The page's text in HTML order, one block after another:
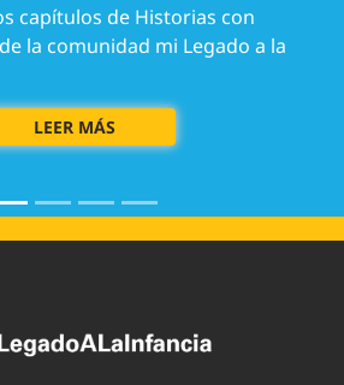
capítulos de Historias con
la comunidad mi Legado a la
LEER MÁS